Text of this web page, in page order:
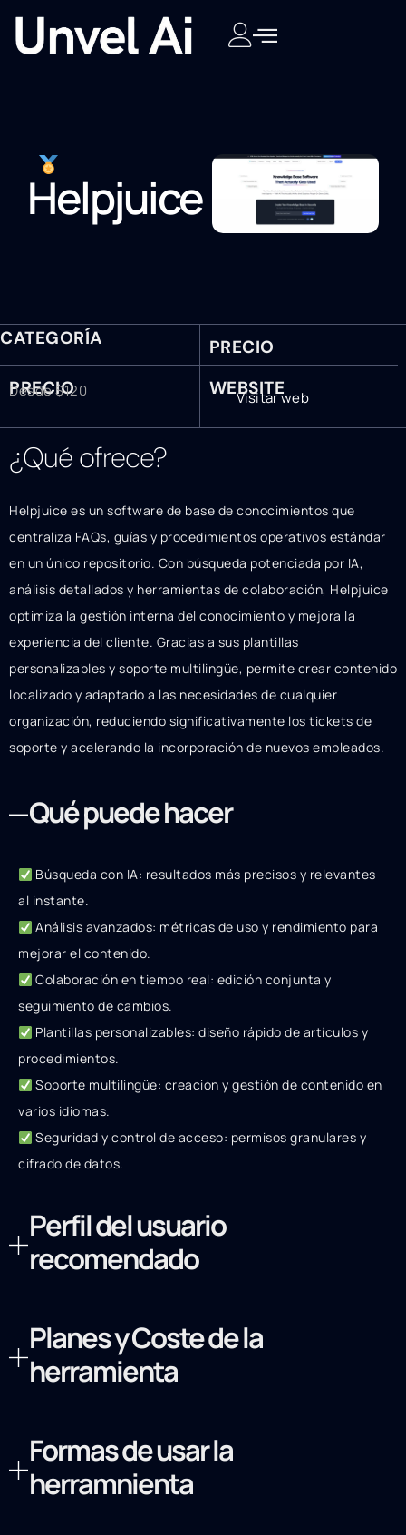
Helpjuice
CATEGORÍA
PRECIO
PRECIO
Desde $120 WEBSITE
Visitar web
¿Qué ofrece?
Helpjuice es un software de base de conocimientos que
centraliza FAQs, guías y procedimientos operativos estándar
en un único repositorio. Con búsqueda potenciada por IA,
análisis detallados y herramientas de colaboración, Helpjuice
optimiza la gestión interna del conocimiento y mejora la
experiencia del cliente. Gracias a sus plantillas
personalizables y soporte multilingüe, permite crear contenido
localizado y adaptado a las necesidades de cualquier
organización, reduciendo significativamente los tickets de
soporte y acelerando la incorporación de nuevos empleados.
Qué puede hacer
Búsqueda con IA: resultados más precisos y relevantes
al instante.
Análisis avanzados: métricas de uso y rendimiento para
mejorar el contenido.
Colaboración en tiempo real: edición conjunta y
seguimiento de cambios.
Plantillas personalizables: diseño rápido de artículos y
procedimientos.
Soporte multilingüe: creación y gestión de contenido en
varios idiomas.
Seguridad y control de acceso: permisos granulares y
cifrado de datos.
Perfil del usuario
recomendado
Planes y Coste de la
herramienta
Formas de usar la
herramnienta